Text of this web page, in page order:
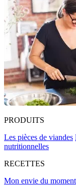
PRODUITS
Les pièces de viandes
nutritionnelles
RECETTES
Mon envie du moment